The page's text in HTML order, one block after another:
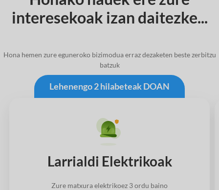
interesekoak izan daitezke...
Hona hemen zure eguneroko bizimodua erraz dezaketen beste zerbitzu
batzuk
Lehenengo 2 hilabeteak DOAN
Larrialdi Elektrikoak
Zure matxura elektrikoez 3 ordu baino